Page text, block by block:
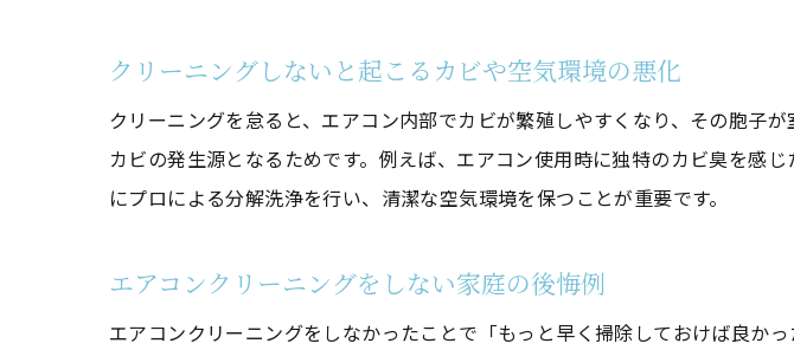
エアコンクリーニン
エアコンクリーニン
クリーニングの必要
クリーニングしないと起こるカビや空気環境の悪化
クリーニングを怠ると、エアコン内部でカビが繁殖しやすくなり、その胞子
カビの発生源となるためです。例えば、エアコン使用時に独特のカビ臭を感
にプロによる分解洗浄を行い、清潔な空気環境を保つことが重要です。
エアコンクリーニングをしない家庭の後悔例
エアコンクリーニングをしなかったことで「もっと早く掃除しておけば良か